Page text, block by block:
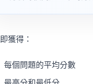
獲得：
每個問題的平均分數